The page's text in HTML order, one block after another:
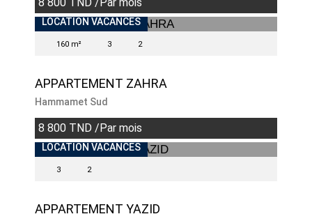
8 800 TND /Par mois
INDISPONIBLE
LOCATION VACANCES
160 m² 3 2
APPARTEMENT ZAHRA
Hammamet Sud
8 800 TND /Par mois
LOCATION VACANCES
3 2
APPARTEMENT YAZID